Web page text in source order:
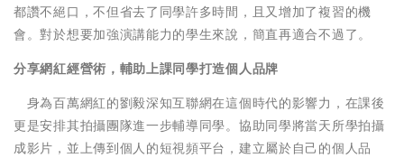
都讚不絕口，不但省去了同學許多時間，且又增加了複習的機
會。對於想要加強演講能力的學生來說，簡直再適合不過了。
分享網紅經營術，輔助上課同學打造個人品牌
身為百萬網紅的劉毅深知互聯網在這個時代的影響力，在課後
更是安排其拍攝團隊進一步輔導同學。協助同學將當天所學拍攝
成影片，並上傳到個人的短視頻平台，建立屬於自己的個人品